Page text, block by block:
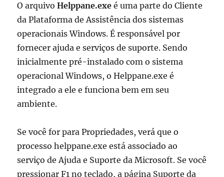
O arquivoHelppane.exe é uma parte do Cliente
da Plataforma de Assistência dos sistemas
operacionais Windows. É responsável por
fornecer ajuda e serviços de suporte. Sendo
inicialmente pré-instalado com o sistema
operacional Windows, o Helppane.exe é
integrado a ele e funciona bem em seu
ambiente.
Se você for para Propriedades, verá que o
processo helppane.exe está associado ao
serviço de Ajuda e Suporte da Microsoft. Se você
pressionar F1 no teclado, a página Suporte da